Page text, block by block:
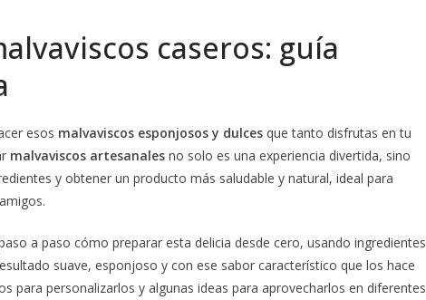
caseros: guía
esos malvaviscos esponjosos y dulces que tanto disfrutas en tu
malvaviscos artesanales no solo es una experiencia divertida, sino
y obtener un producto más saludable y natural, ideal para
a paso cómo preparar esta delicia desde cero, usando ingredientes
suave, esponjoso y con ese sabor característico que los hace
para personalizarlos y algunas ideas para aprovecharlos en diferentes